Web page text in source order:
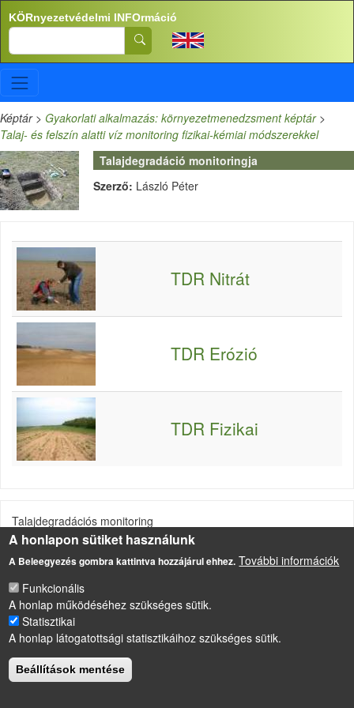
Ugrás a tartalomra
KÖRnyezetvédelmi INFOrmáció
Search
Képtár> Gyakorlati alkalmazás: környezetmenedzsment képtár>
Talaj- és felszín alatti víz monitoring fizikai-kémiai módszerekkel
Talajdegradáció monitoringja
Szerző: László Péter
TDR Nitrát
TDR Erózió
TDR Fizikai
Talajdegradációs monitoring
Forrás
http://mta-taki.hu/hu/osztalyok/gis-labor/projektek
LÁBLÉC
Impresszum
Drupalalapú webhely
A honlapon sütiket használunk
A Beleegyezés gombra kattintva hozzájárul ehhez. További információk
Funkcionális
A honlap működéséhez szükséges sütik.
Statisztikai
A honlap látogatottsági statisztikáihoz szükséges sütik.
Beállítások mentése